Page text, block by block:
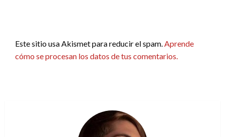
Este sitio usa Akismet para reducir el spam. Aprende
cómo se procesan los datos de tus comentarios.